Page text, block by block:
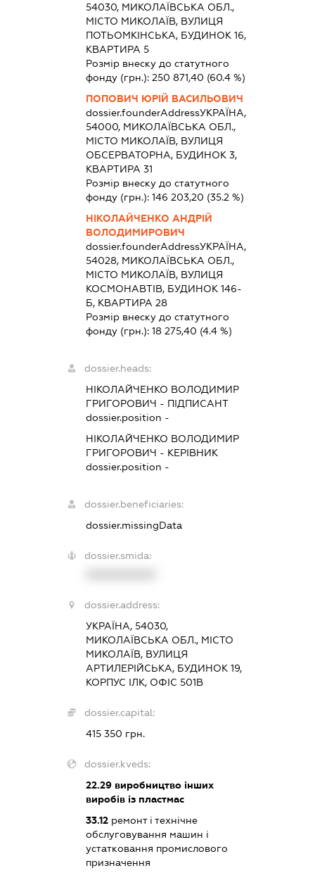
54030, МИКОЛАЇВСЬКА ОБЛ.,
МІСТО МИКОЛАЇВ, ВУЛИЦЯ
ПОТЬОМКІНСЬКА, БУДИНОК 16,
КВАРТИРА 5
Розмір внеску до статутного
фонду (грн.): 250 871,40 (60.4 %)
ПОПОВИЧ ЮРІЙ ВАСИЛЬОВИЧ
dossier.founderAddressУКРАЇНА,
54000, МИКОЛАЇВСЬКА ОБЛ.,
МІСТО МИКОЛАЇВ, ВУЛИЦЯ
ОБСЕРВАТОРНА, БУДИНОК 3,
КВАРТИРА 31
Розмір внеску до статутного
фонду (грн.): 146 203,20 (35.2 %)
НІКОЛАЙЧЕНКО АНДРІЙ
ВОЛОДИМИРОВИЧ
dossier.founderAddressУКРАЇНА,
54028, МИКОЛАЇВСЬКА ОБЛ.,
МІСТО МИКОЛАЇВ, ВУЛИЦЯ
КОСМОНАВТІВ, БУДИНОК 146-
Б, КВАРТИРА 28
Розмір внеску до статутного
фонду (грн.): 18 275,40 (4.4 %)
dossier.heads:
НІКОЛАЙЧЕНКО ВОЛОДИМИР
ГРИГОРОВИЧ - ПІДПИСАНТ
dossier.position -
НІКОЛАЙЧЕНКО ВОЛОДИМИР
ГРИГОРОВИЧ - КЕРІВНИК
dossier.position -
dossier.beneficiaries:
dossier.missingData
dossier.smida:
dossier.address:
УКРАЇНА, 54030,
МИКОЛАЇВСЬКА ОБЛ., МІСТО
МИКОЛАЇВ, ВУЛИЦЯ
АРТИЛЕРІЙСЬКА, БУДИНОК 19,
КОРПУС ІЛК, ОФІС 501В
dossier.capital:
415 350 грн.
dossier.kveds:
22.29виробництво інших
виробів із пластмас
33.12ремонт і технічне
обслуговування машин і
устатковання промислового
призначення